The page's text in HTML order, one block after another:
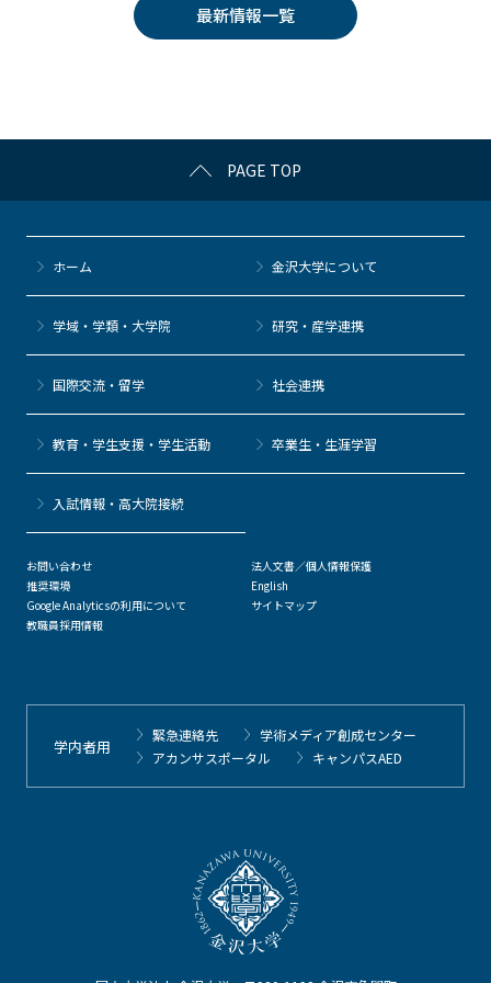
k
et a
最新情報一覧
PAGE TOP
ホーム 金沢大学について
学域・学類・大学院 研究・産学連携
国際交流・留学 社会連携
教育・学生支援・学生活動 卒業生・生涯学習
⼊試情報・高大院接続
お問い合わせ
推奨環境
Google Analyticsの利用について
教職員採用情報
法人文書／個人情報保護
English
サイトマップ
学内者用
緊急連絡先
学術メディア創成センター
アカンサスポータル
キャンパスAED